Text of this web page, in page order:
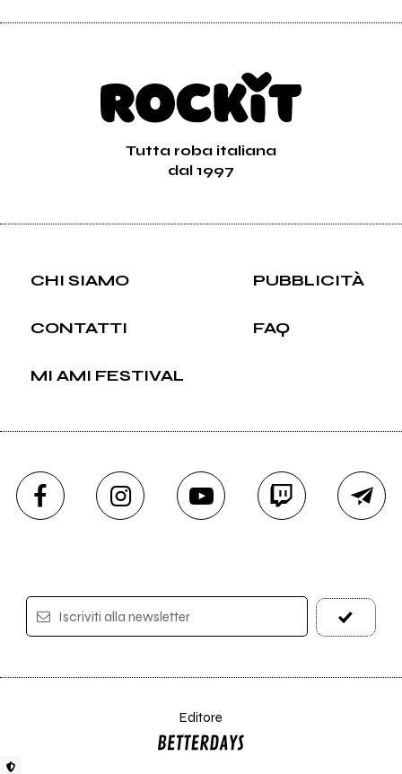
Tutta roba italiana
dal 1997
CHI SIAMO PUBBLICITÀ
CONTATTI FAQ
MI AMI FESTIVAL
Iscriviti alla newsletter
Editore